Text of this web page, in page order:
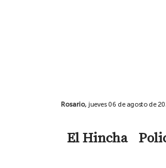
Rosario, jueves 06 de agosto de
El Hincha